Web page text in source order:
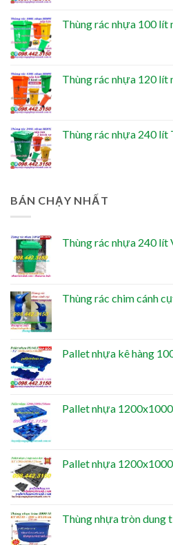
Thùng rác nhựa 100 lít
Thùng rác nhựa 120 lít
Thùng rác nhựa 240 lít
BÁN CHẠY NHẤT
Thùng rác nhựa 240 lít
Thùng rác chim cánh
Pallet nhựa kê hàng
Pallet nhựa
Pallet nhựa
Thùng nhựa tròn dung